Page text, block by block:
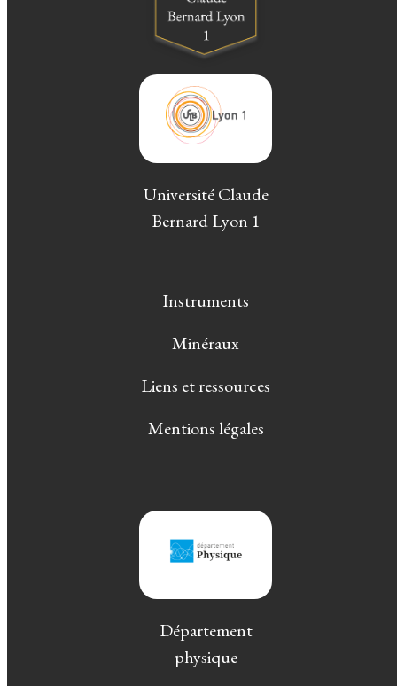
Université Claude
Bernard Lyon 1
Instruments
Minéraux
Liens et ressources
Mentions légales
Département
physique